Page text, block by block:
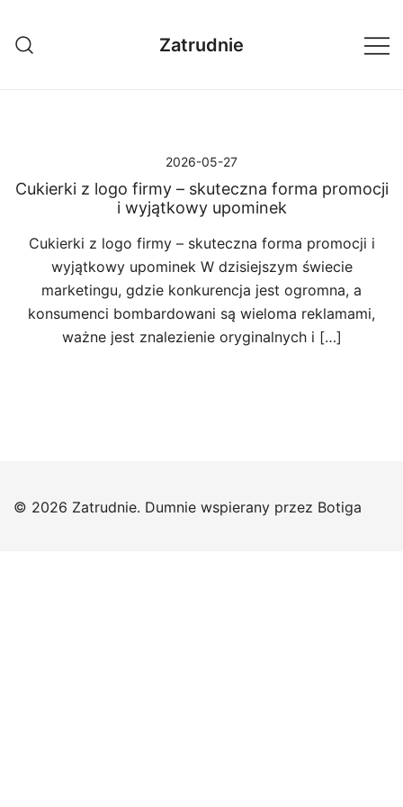
treści
Zatrudnie
2026-05-27
Cukierki z logo firmy – skuteczna forma promocji
i wyjątkowy upominek
Cukierki z logo firmy – skuteczna forma promocji i
wyjątkowy upominek W dzisiejszym świecie
marketingu, gdzie konkurencja jest ogromna, a
konsumenci bombardowani są wieloma reklamami,
ważne jest znalezienie oryginalnych i […]
© 2026 Zatrudnie. Dumnie wspierany przez Botiga